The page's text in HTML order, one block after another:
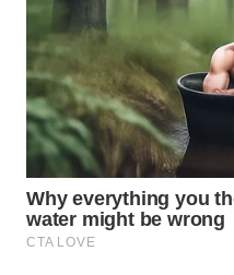
SAMOSIR
WN
PADANG
LAWAS
WN
SUMEDANG